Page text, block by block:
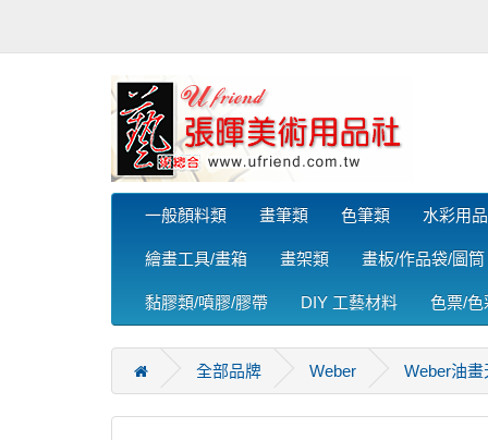
一般顏料類 畫筆類 色筆類 水彩用品
繪畫工具/畫箱 畫架類 畫板/作品袋/圖筒
黏膠類/噴膠/膠帶 DIY 工藝材料 色票/色
全部品牌 Weber Weber油